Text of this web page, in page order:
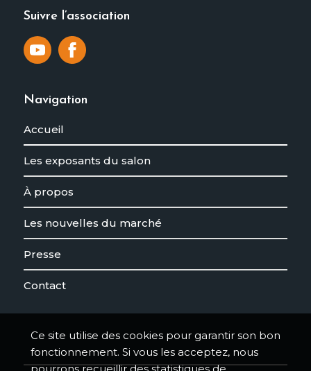
Suivre l’association
Navigation
Accueil
Les exposants du salon
À propos
Les nouvelles du marché
Presse
Contact
Ce site utilise des cookies pour garantir son bon
fonctionnement. Si vous les acceptez, nous